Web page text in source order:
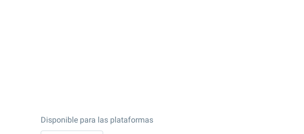
Disponible para las plataformas